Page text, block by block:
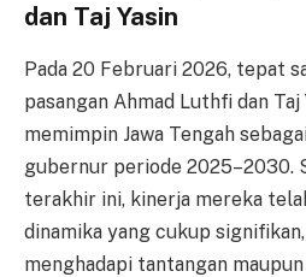
dan Taj Yasin
Pada 20 Februari 2026, tepat
pasangan Ahmad Luthfi dan Taj
memimpin Jawa Tengah
gubernur periode 2025–2030.
terakhir ini, kinerja mereka
dinamika yang cukup
menghadapi tantangan